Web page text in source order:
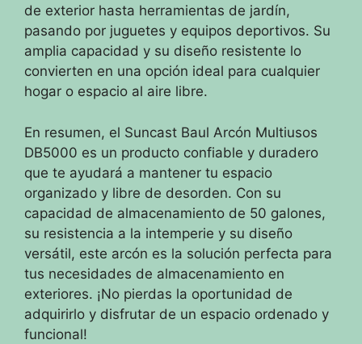
de exterior hasta herramientas de jardín,
pasando por juguetes y equipos deportivos. Su
amplia capacidad y su diseño resistente lo
convierten en una opción ideal para cualquier
hogar o espacio al aire libre.
En resumen, el Suncast Baul Arcón Multiusos
DB5000 es un producto confiable y duradero
que te ayudará a mantener tu espacio
organizado y libre de desorden. Con su
capacidad de almacenamiento de 50 galones,
su resistencia a la intemperie y su diseño
versátil, este arcón es la solución perfecta para
tus necesidades de almacenamiento en
exteriores. ¡No pierdas la oportunidad de
adquirirlo y disfrutar de un espacio ordenado y
funcional!